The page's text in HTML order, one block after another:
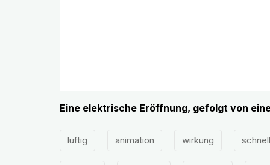
Eine elektrische Eröffnung, gefolgt von
luftig animation wirkung